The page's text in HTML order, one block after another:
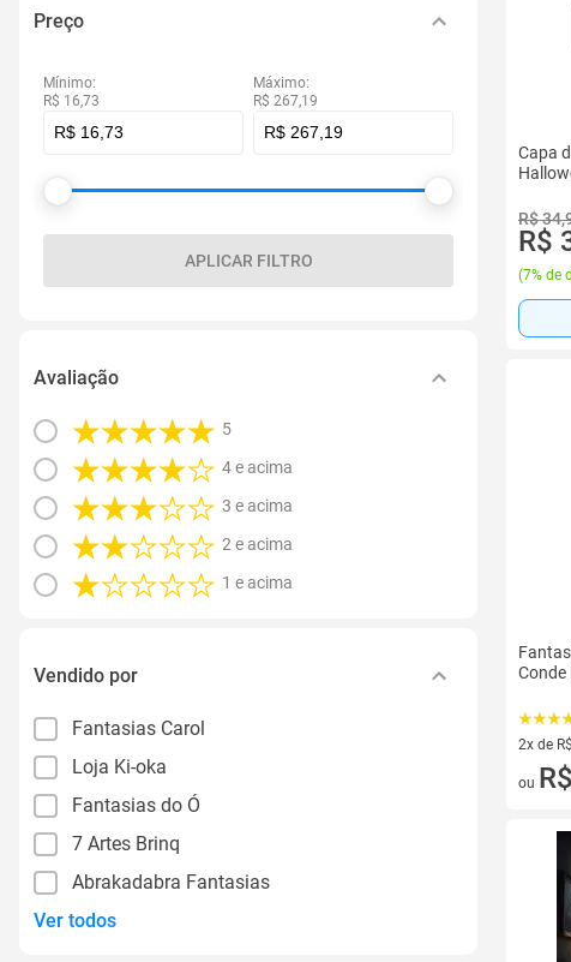
Preço
Mínimo:
R$ 16,73
Máximo:
R$ 267,19
APLICAR FILTRO
Avaliação
5
4 e acima
3 e acima
2 e acima
1 e acima
Vendido por
Fantasias Carol
Loja Ki-oka
Fantasias do Ó
7 Artes Brinq
Abrakadabra Fantasias
Ver todos
Capa
R$
R$
(7% de
Conde
2x de
2 vez
ou